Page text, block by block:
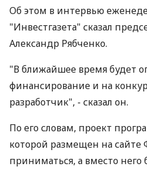
Об этом в интервью
"Инвестгазета" сказал
Александр Рябченко.
"В ближайшее время будет
финансирование и на
разработчик", - сказал он.
По его словам, проект
которой размещен на сайте
приниматься, а вместо него